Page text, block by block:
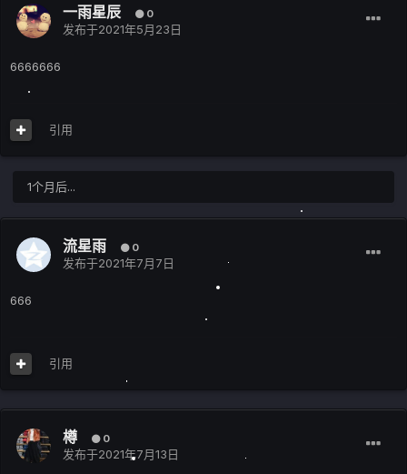
一雨星辰 0
发布于2021年5月23日
6666666
引用
1个月后...
流星雨 0
发布于2021年7月7日
666
引用
樽 0
发布于2021年7月13日